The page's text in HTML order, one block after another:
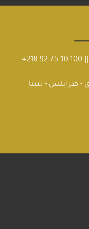
+218 92 75 10 100
طرابلس - ليبيا